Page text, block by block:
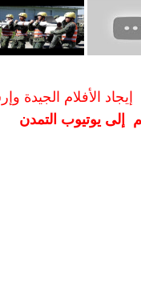
الأفلام الجيدة
إلى يوتيوب التمدن